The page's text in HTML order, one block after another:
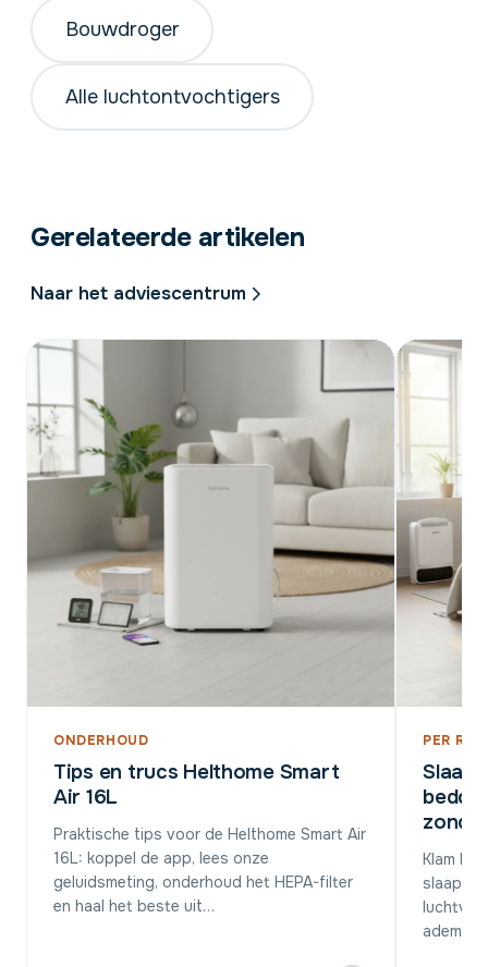
Bouwdroger
Alle luchtontvochtigers
Gerelateerde artikelen
Naar het adviescentrum
ONDERHOUD
Tips en trucs Helthome Smart
Air 16L
Praktische tips voor de Helthome Smart Air
16L: koppel de app, lees onze
geluidsmeting, onderhoud het HEPA-filter
en haal het beste uit…
PER
Klam